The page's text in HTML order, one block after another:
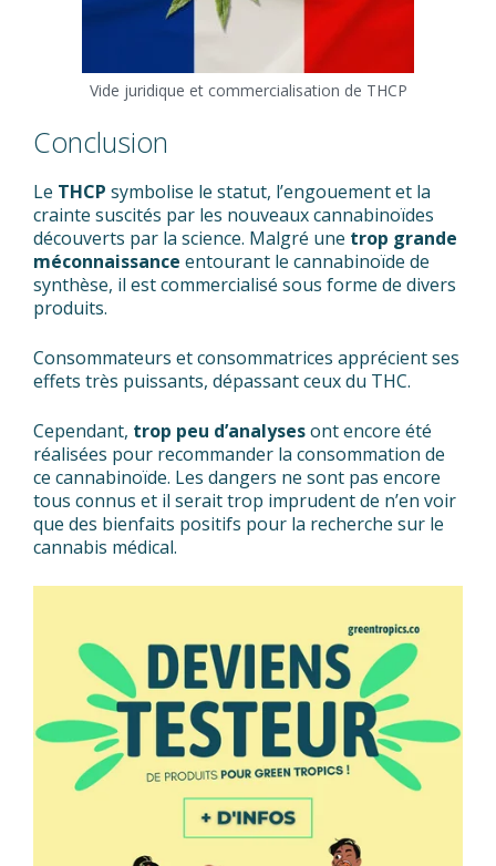
Vide juridique et commercialisation de THCP
Conclusion
Le THCP symbolise le statut, l’engouement et la
crainte suscités par les nouveaux cannabinoïdes
découverts par la science. Malgré une trop grande
méconnaissance entourant le cannabinoïde de
synthèse, il est commercialisé sous forme de divers
produits.
Consommateurs et consommatrices apprécient ses
effets très puissants, dépassant ceux du THC.
Cependant, trop peu d’analysesont encore été
réalisées pour recommander la consommation de
ce cannabinoïde. Les dangers ne sont pas encore
tous connus et il serait trop imprudent de n’en voir
que des bienfaits positifs pour la recherche sur le
cannabis médical.